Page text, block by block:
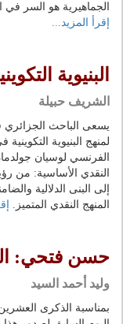
الجماهيرية هو السر
إقرأ المزيد...
البنيوية
الشريف حبيلة
يسعى الباحث
لمنهج البنيوية
الفرنسي لوسيان
النقدي الأساسية: من
إلى البنى الدلالية
المنهج النقدي المتميز.
حسن فتحي:
وليد أحمد السيد
بمناسبة الذكرى